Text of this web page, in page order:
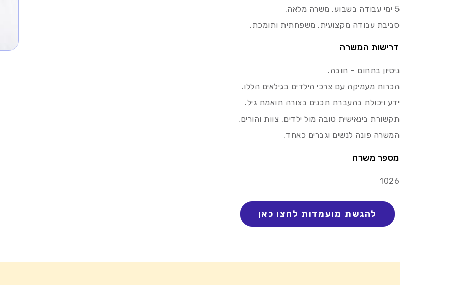
5 ימי עבודה בשבוע, משרה מלאה.
סביבת עבודה מקצועית, משפחתית ותומכת.
דרישות המשרה
ניסיון בתחום – חובה.
הכרות מעמיקה עם צרכי הילדים בגילאים הללו.
ידע ויכולת בהעברת תכנים בצורה תואמת גיל.
תקשורת בינאישית טובה מול ילדים, צוות והורים.
המשרה פונה לנשים וגברים כאחד.
מספר משרה
1026